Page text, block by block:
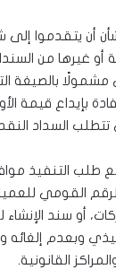
أن يتقدموا إلى
أو غيرها من
بالصيغة
بإيداع قيمة
تتطلب السداد
طلب التنفيذ
الرقم القومي
أو سند
وبعدم
القانونية.